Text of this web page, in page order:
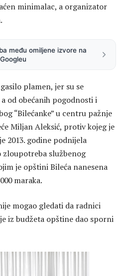
minimalac, a organizator
među omiljene izvore na
Googleu
plamen, jer su se
od obećanih pogodnosti i
“Bilećanke” u centru pažnje
Miljan Aleksić, protiv kojeg je
2013. godine podnijela
zloupotreba službenog
je opštini Bileća nanesena
maraka.
mogao gledati da radnici
iz budžeta opštine dao sporni